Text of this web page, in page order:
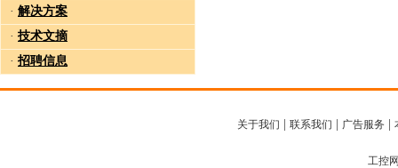
· 解决方案
· 技术文摘
· 招聘信息
关于我们 联系我们 广告服务
工控